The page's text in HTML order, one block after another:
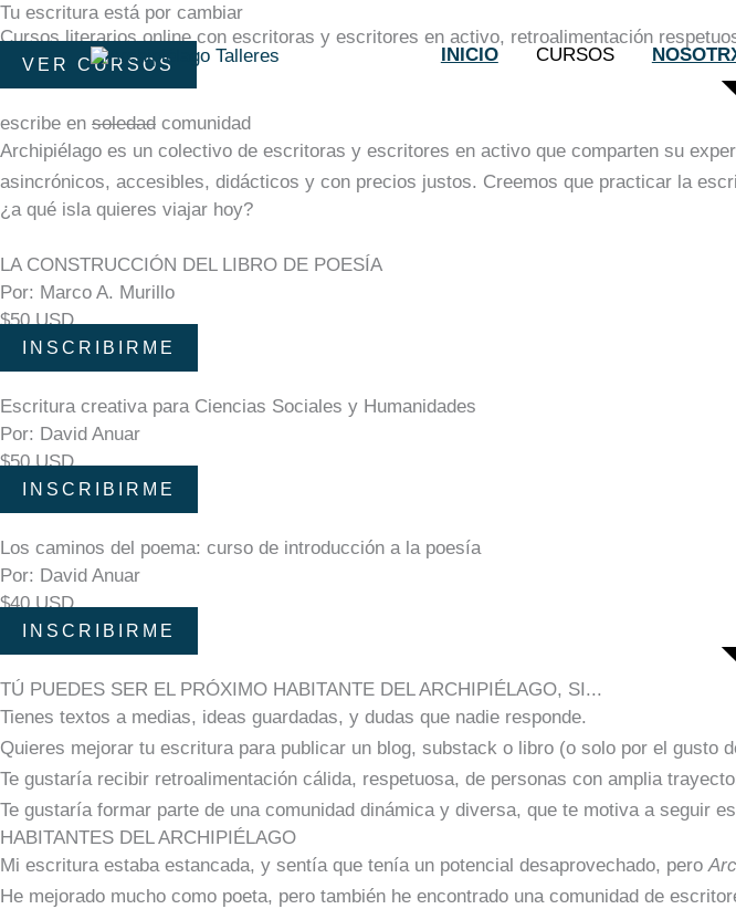
Ir
al
contenido
INICIO CURSOS
Tu escritura está por cambiar
Cursos literarios online con escritoras y escritores en activo, retroalimentación
VER CURSOS
escribe en soledad comunidad
Archipiélago es un colectivo de escritoras y escritores en activo que comparten su
asincrónicos, accesibles, didácticos y con precios justos. Creemos que practicar la
¿a qué isla quieres viajar hoy?
LA CONSTRUCCIÓN DEL LIBRO DE POESÍA
Por: Marco A. Murillo
$50 USD
INSCRIBIRME
Escritura creativa para Ciencias Sociales y Humanidades
Por: David Anuar
$50 USD
INSCRIBIRME
Los caminos del poema: curso de introducción a la poesía
Por: David Anuar
$40 USD
INSCRIBIRME
TÚ PUEDES SER EL PRÓXIMO HABITANTE DEL ARCHIPIÉLAGO, SI...
Tienes textos a medias, ideas guardadas, y dudas que nadie responde.
Quieres mejorar tu escritura para publicar un blog, substack o libro (o solo por el gusto
Te gustaría recibir retroalimentación cálida, respetuosa, de personas con amplia
Te gustaría formar parte de una comunidad dinámica y diversa, que te motiva a seguir
HABITANTES DEL ARCHIPIÉLAGO
Mi escritura estaba estancada, y sentía que tenía un potencial desaprovechado, pero
He mejorado mucho como poeta, pero también he encontrado una comunidad de